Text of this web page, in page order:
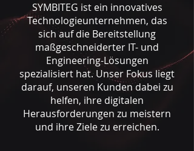
SYMBITEG ist ein innovatives
Technologieunternehmen, das
sich auf die Bereitstellung
maßgeschneiderter IT- und
Engineering-Lösungen
spezialisiert hat. Unser Fokus liegt
darauf, unseren Kunden dabei zu
helfen, ihre digitalen
Herausforderungen zu meistern
und ihre Ziele zu erreichen.